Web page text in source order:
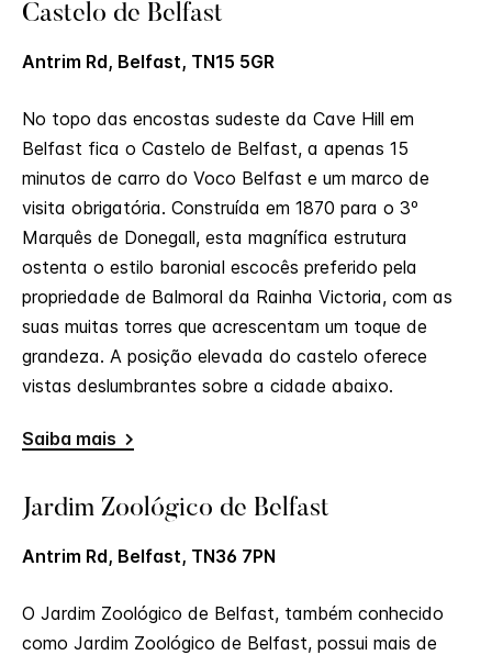
Castelo de Belfast
Antrim Rd, Belfast, TN15 5GR
No topo das encostas sudeste da Cave Hill em
Belfast fica o Castelo de Belfast, a apenas 15
minutos de carro do Voco Belfast e um marco de
visita obrigatória. Construída em 1870 para o 3º
Marquês de Donegall, esta magnífica estrutura
ostenta o estilo baronial escocês preferido pela
propriedade de Balmoral da Rainha Victoria, com as
suas muitas torres que acrescentam um toque de
grandeza. A posição elevada do castelo oferece
vistas deslumbrantes sobre a cidade abaixo.
Saiba mais
Jardim Zoológico de Belfast
Antrim Rd, Belfast, TN36 7PN
O Jardim Zoológico de Belfast, também conhecido
como Jardim Zoológico de Belfast, possui mais de